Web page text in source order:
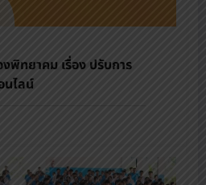
งพิทยาคม เรื่อง ปรับการ
นไลน์